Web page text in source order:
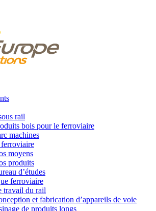
rail
bois pour le ferroviaire
machines
moyens
produits
d’études
ferroviaire
travail du rail
et fabrication d’appareils de voie
de produits longs